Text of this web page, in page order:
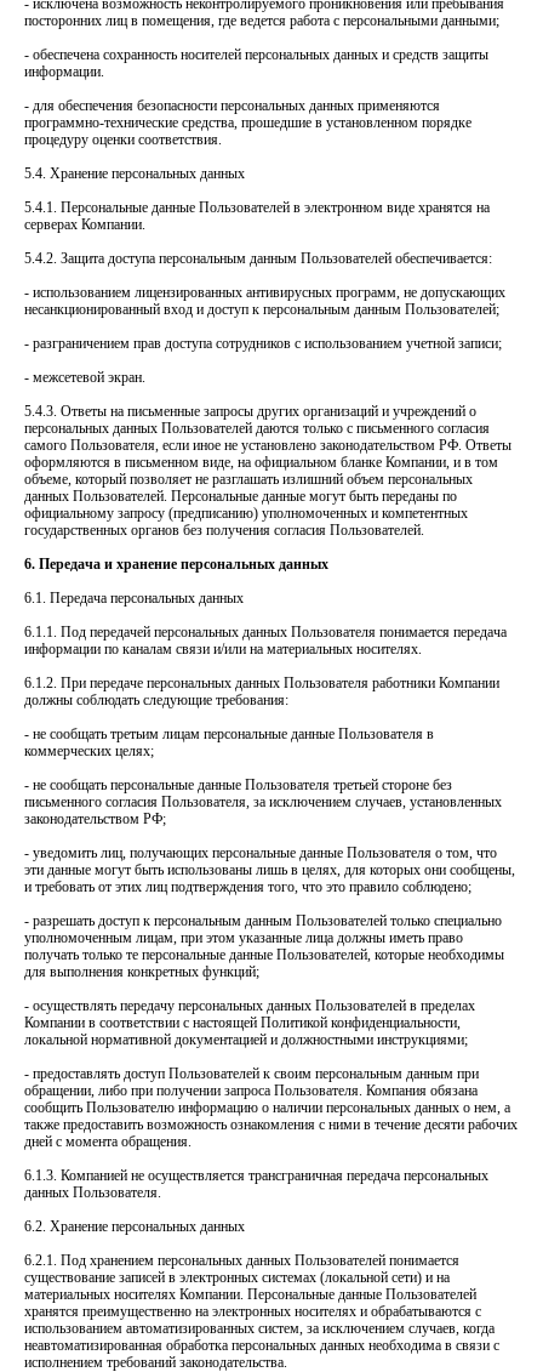
- исключена возможность неконтролируемого проникновения или пребывания
посторонних лиц в помещения, где ведется работа с персональными данными;
- обеспечена сохранность носителей персональных данных и средств защиты
информации.
- для обеспечения безопасности персональных данных применяются
программно-технические средства, прошедшие в установленном порядке
процедуру оценки соответствия.
5.4. Хранение персональных данных
5.4.1. Персональные данные Пользователей в электронном виде хранятся на
серверах Компании.
5.4.2. Защита доступа персональным данным Пользователей обеспечивается:
- использованием лицензированных антивирусных программ, не допускающих
несанкционированный вход и доступ к персональным данным Пользователей;
- разграничением прав доступа сотрудников с использованием учетной записи;
- межсетевой экран.
5.4.3. Ответы на письменные запросы других организаций и учреждений о
персональных данных Пользователей даются только с письменного согласия
самого Пользователя, если иное не установлено законодательством РФ. Ответы
оформляются в письменном виде, на официальном бланке Компании, и в том
объеме, который позволяет не разглашать излишний объем персональных
данных Пользователей. Персональные данные могут быть переданы по
официальному запросу (предписанию) уполномоченных и компетентных
государственных органов без получения согласия Пользователей.
6. Передача и хранение персональных данных
6.1. Передача персональных данных
6.1.1. Под передачей персональных данных Пользователя понимается передача
информации по каналам связи и/или на материальных носителях.
6.1.2. При передаче персональных данных Пользователя работники Компании
должны соблюдать следующие требования:
- не сообщать третьим лицам персональные данные Пользователя в
коммерческих целях;
- не сообщать персональные данные Пользователя третьей стороне без
письменного согласия Пользователя, за исключением случаев, установленных
законодательством РФ;
- уведомить лиц, получающих персональные данные Пользователя о том, что
эти данные могут быть использованы лишь в целях, для которых они сообщены,
и требовать от этих лиц подтверждения того, что это правило соблюдено;
- разрешать доступ к персональным данным Пользователей только специально
уполномоченным лицам, при этом указанные лица должны иметь право
получать только те персональные данные Пользователей, которые необходимы
для выполнения конкретных функций;
- осуществлять передачу персональных данных Пользователей в пределах
Компании в соответствии с настоящей Политикой конфиденциальности,
локальной нормативной документацией и должностными инструкциями;
- предоставлять доступ Пользователей к своим персональным данным при
обращении, либо при получении запроса Пользователя. Компания обязана
сообщить Пользователю информацию о наличии персональных данных о нем, а
также предоставить возможность ознакомления с ними в течение десяти рабочих
дней с момента обращения.
6.1.3. Компанией не осуществляется трансграничная передача персональных
данных Пользователя.
6.2. Хранение персональных данных
6.2.1. Под хранением персональных данных Пользователей понимается
существование записей в электронных системах (локальной сети) и на
материальных носителях Компании. Персональные данные Пользователей
хранятся преимущественно на электронных носителях и обрабатываются с
использованием автоматизированных систем, за исключением случаев, когда
неавтоматизированная обработка персональных данных необходима в связи с
исполнением требований законодательства.